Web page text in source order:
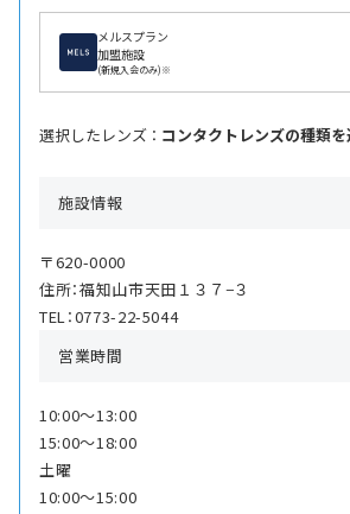
メルスプラン
加盟施設
(新規入会のみ)※
選択したレンズ ： コンタクトレンズの種類
施設情報
〒620-0000
住所：福知山市天田１３７−３
TEL：0773-22-5044
営業時間
10:00〜13:00
15:00〜18:00
土曜
10:00〜15:00